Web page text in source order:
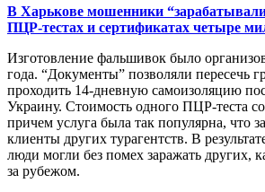
В Харькове мошенники
ПЦР-тестах и сертификатах четыре
Изготовление фальшивок было
года. “Документы” позволяли пересечь
проходить 14-дневную самоизоляцию
Украину. Стоимость одного ПЦР-теста
причем услуга была так популярна, что
клиенты других турагентств. В
люди могли без помех заражать других,
за рубежом.